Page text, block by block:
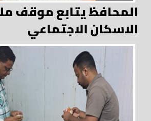
المحافظ يتابع موقف
الاسكان الاجتماعي